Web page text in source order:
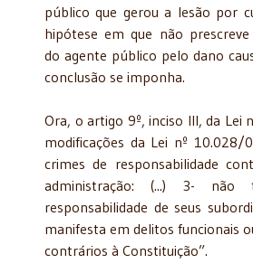
público que gerou a lesão por
hipótese em que não prescreve
do agente público pelo dano
conclusão se imponha.
Ora, o artigo 9º, inciso III, da Lei
modificações da Lei nº 10.028/
crimes de responsabilidade
administração: (...) 3-
responsabilidade de seus
manifesta em delitos funcionais
contrários à Constituição”.